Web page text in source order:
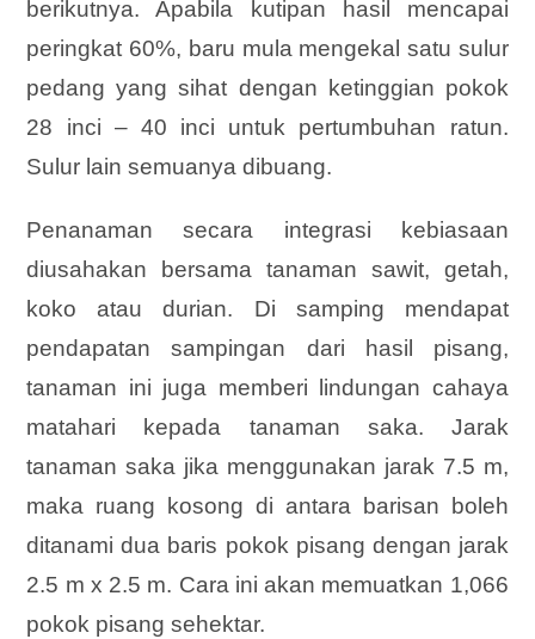
berikutnya. Apabila kutipan hasil mencapai
peringkat 60%, baru mula mengekal satu sulur
pedang yang sihat dengan ketinggian pokok
28 inci – 40 inci untuk pertumbuhan ratun.
Sulur lain semuanya dibuang.
Penanaman secara integrasi kebiasaan
diusahakan bersama tanaman sawit, getah,
koko atau durian. Di samping mendapat
pendapatan sampingan dari hasil pisang,
tanaman ini juga memberi lindungan cahaya
matahari kepada tanaman saka. Jarak
tanaman saka jika menggunakan jarak 7.5 m,
maka ruang kosong di antara barisan boleh
ditanami dua baris pokok pisang dengan jarak
2.5 m x 2.5 m. Cara ini akan memuatkan 1,066
pokok pisang sehektar.